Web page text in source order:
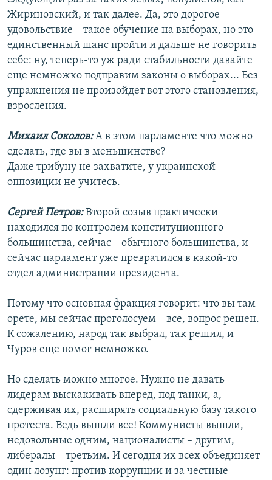
Жириновский, и так далее. Да, это дорогое
удовольствие – такое обучение на выборах, но это
единственный шанс пройти и дальше не говорить
себе: ну, теперь-то уж ради стабильности давайте
еще немножко подправим законы о выборах... Без
упражнения не произойдет вот этого становления,
взросления.
Михаил Соколов:А в этом парламенте что можно
сделать, где вы в меньшинстве?
Даже трибуну не захватите, у украинской
оппозиции не учитесь.
Сергей Петров:Второй созыв практически
находился по контролем конституционного
большинства, сейчас – обычного большинства, и
сейчас парламент уже превратился в какой-то
отдел администрации президента.
Потому что основная фракция говорит: что вы там
орете, мы сейчас проголосуем – все, вопрос решен.
К сожалению, народ так выбрал, так решил, и
Чуров еще помог немножко.
Но сделать можно многое. Нужно не давать
лидерам выскакивать вперед, под танки, а,
сдерживая их, расширять социальную базу такого
протеста. Ведь вышли все! Коммунисты вышли,
недовольные одним, националисты – другим,
либералы – третьим. И сегодня их всех объединяет
один лозунг: против коррупции и за честные